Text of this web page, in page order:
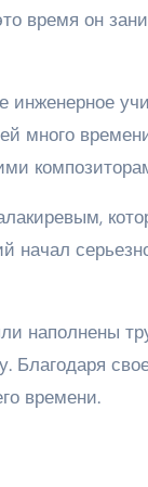
время он
инженерное
много
начал
наполнены
Благодаря
времени.